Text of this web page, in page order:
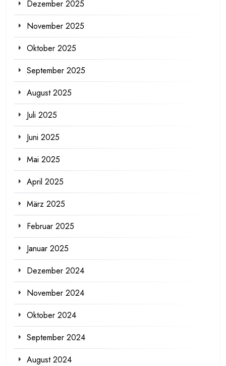
Dezember 2025
November 2025
Oktober 2025
September 2025
August 2025
Juli 2025
Juni 2025
Mai 2025
April 2025
März 2025
Februar 2025
Januar 2025
Dezember 2024
November 2024
Oktober 2024
September 2024
August 2024